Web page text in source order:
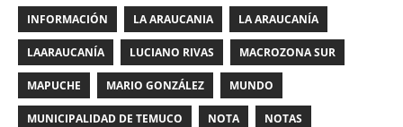
INFORMACIÓN LA ARAUCANIA LA ARAUCANÍA
LAARAUCANÍA LUCIANO RIVAS MACROZONA SUR
MAPUCHE MARIO GONZÁLEZ MUNDO
MUNICIPALIDAD DE TEMUCO NOTA NOTAS